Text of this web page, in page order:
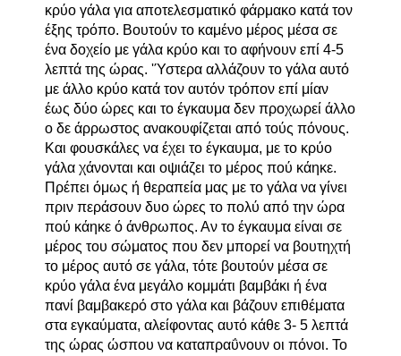
κρύο γάλα για αποτελεσματικό φάρμακο κατά τον
έξης τρόπο. Βουτούν το καμένο μέρος μέσα σε
ένα δοχείο με γάλα κρύο και το αφήνουν επί 4-5
λεπτά της ώρας. 'Ύστερα αλλάζουν το γάλα αυτό
με άλλο κρύο κατά τον αυτόν τρόπον επί μίαν
έως δύο ώρες και το έγκαυμα δεν προχωρεί άλλο
ο δε άρρωστος ανακουφίζεται από τούς πόνους.
Και φουσκάλες να έχει το έγκαυμα, με το κρύο
γάλα χάνονται και οψιάζει το μέρος πού κάηκε.
Πρέπει όμως ή θεραπεία μας με το γάλα να γίνει
πριν περάσουν δυο ώρες το πολύ από την ώρα
πού κάηκε ό άνθρωπος. Αν το έγκαυμα είναι σε
μέρος του σώματος που δεν μπορεί να βουτηχτή
το μέρος αυτό σε γάλα, τότε βουτούν μέσα σε
κρύο γάλα ένα μεγάλο κομμάτι βαμβάκι ή ένα
πανί βαμβακερό στο γάλα και βάζουν επιθέματα
στα εγκαύματα, αλείφοντας αυτό κάθε 3- 5 λεπτά
της ώρας ώσπου να καταπραΰνουν οι πόνοι. Το